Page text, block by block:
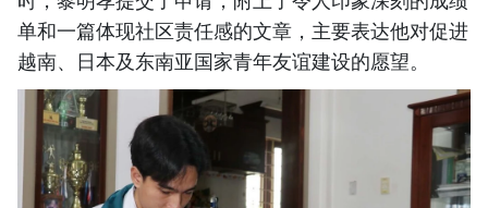
单和一篇体现社区责任感的文章，主要表达他对促进
越南、日本及东南亚国家青年友谊建设的愿望。